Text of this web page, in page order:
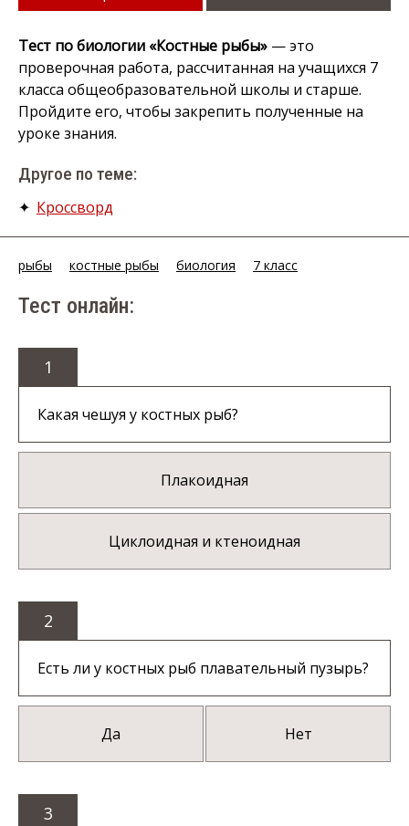
Тест по биологии «Костные рыбы» — это
проверочная работа, рассчитанная на учащихся 7
класса общеобразовательной школы и старше.
Пройдите его, чтобы закрепить полученные на
уроке знания.
Другое по теме:
✦ Кроссворд
рыбы костные рыбы биология 7 класс
Тест онлайн:
1
Какая чешуя у костных рыб?
Плакоидная
Циклоидная и ктеноидная
2
Есть ли у костных рыб плавательный пузырь?
Да Нет
3